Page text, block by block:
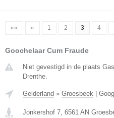
«« « 1 2 3 4
Goochelaar Cum Fraude
Niet gevestigd in de plaats
Drenthe.
Gelderland » Groesbeek
Jonkershof 7, 6561 AN